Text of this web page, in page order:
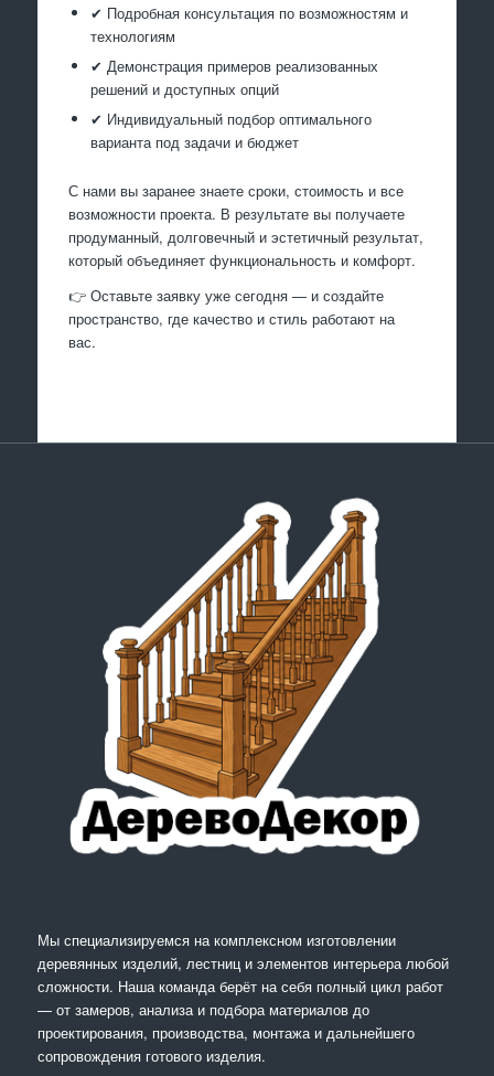
✔ Подробная консультация по возможностям и
технологиям
✔ Демонстрация примеров реализованных
решений и доступных опций
✔ Индивидуальный подбор оптимального
варианта под задачи и бюджет
С нами вы заранее знаете сроки, стоимость и все
возможности проекта. В результате вы получаете
продуманный, долговечный и эстетичный результат,
который объединяет функциональность и комфорт.
👉 Оставьте заявку уже сегодня — и создайте
пространство, где качество и стиль работают на
вас.
Мы специализируемся на комплексном изготовлении
деревянных изделий, лестниц и элементов интерьера любой
сложности. Наша команда берёт на себя полный цикл работ
— от замеров, анализа и подбора материалов до
проектирования, производства, монтажа и дальнейшего
сопровождения готового изделия.